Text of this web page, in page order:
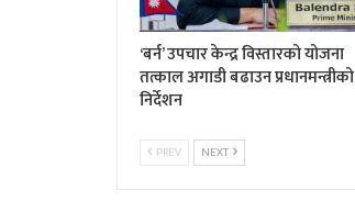
‘बर्न’ उपचार केन्द्र विस्तारको योजना
तत्काल अगाडी बढाउन प्रधानमन्त्रीको
निर्देशन
PREV NEXT